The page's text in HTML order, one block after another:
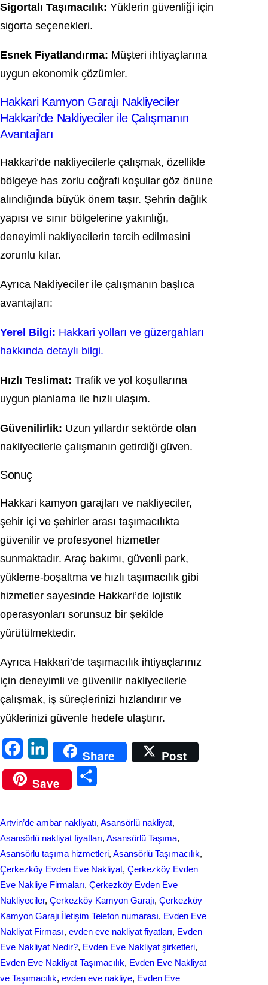
Sigortalı Taşımacılık: Yüklerin güvenliği için
sigorta seçenekleri.
Esnek Fiyatlandırma: Müşteri ihtiyaçlarına
uygun ekonomik çözümler.
Hakkari Kamyon Garajı Nakliyeciler
Hakkari’de Nakliyeciler ile Çalışmanın
Avantajları
Hakkari’de nakliyecilerle çalışmak, özellikle
bölgeye has zorlu coğrafi koşullar göz önüne
alındığında büyük önem taşır. Şehrin dağlık
yapısı ve sınır bölgelerine yakınlığı,
deneyimli nakliyecilerin tercih edilmesini
zorunlu kılar.
Ayrıca Nakliyeciler ile çalışmanın başlıca
avantajları:
Yerel Bilgi: Hakkari yolları ve güzergahları
hakkında detaylı bilgi.
Hızlı Teslimat: Trafik ve yol koşullarına
uygun planlama ile hızlı ulaşım.
Güvenilirlik: Uzun yıllardır sektörde olan
nakliyecilerle çalışmanın getirdiği güven.
Sonuç
Hakkari kamyon garajları ve nakliyeciler,
şehir içi ve şehirler arası taşımacılıkta
güvenilir ve profesyonel hizmetler
sunmaktadır. Araç bakımı, güvenli park,
yükleme-boşaltma ve hızlı taşımacılık gibi
hizmetler sayesinde Hakkari’de lojistik
operasyonları sorunsuz bir şekilde
yürütülmektedir.
Ayrıca Hakkari’de taşımacılık ihtiyaçlarınız
için deneyimli ve güvenilir nakliyecilerle
çalışmak, iş süreçlerinizi hızlandırır ve
yüklerinizi güvenle hedefe ulaştırır.
a
c
o
o
k
i
n
d
I
n
Share
Post
Save
r
e
Artvin’de ambar nakliyatı, Asansörlü nakliyat
Asansörlü nakliyat fiyatları, Asansörlü Taşıma
Asansörlü taşıma hizmetleri, Asansörlü Taşımacılık
Çerkezköy Evden Eve Nakliyat, Çerkezköy Evden
Eve Nakliye Firmaları, Çerkezköy Evden Eve
Nakliyeciler, Çerkezköy Kamyon Garajı, Çerkezköy
Kamyon Garajı İletişim Telefon numarası, Evden Eve
Nakliyat Firması, evden eve nakliyat fіyatları, Evden
Eve Nakliyat Nedir?, Evden Eve Nakliyat şirketleri
Evden Eve Nakliyat Taşımacılık, Evden Eve Nakliyat
ve Taşımacılık, evden eve nakliye, Evden Eve